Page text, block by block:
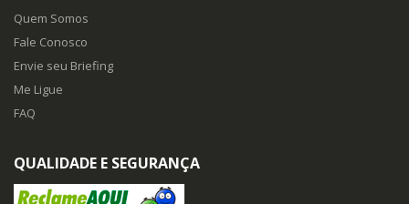
Quem Somos
Fale Conosco
Envie seu Briefing
Me Ligue
FAQ
QUALIDADE E SEGURANÇA